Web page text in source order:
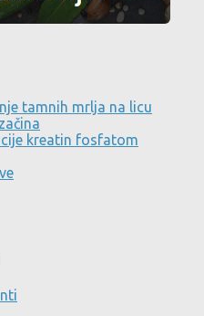
tamnih mrlja na licu
kreatin fosfatom